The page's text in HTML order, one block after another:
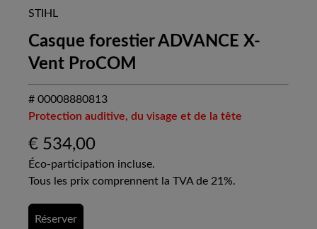
STIHL
Casque forestier ADVANCE X-
Vent ProCOM
# 00008880813
Protection auditive, du visage et de la tête
€ 534,00
Éco-participation incluse.
Tous les prix comprennent la TVA de 21%.
Réserver